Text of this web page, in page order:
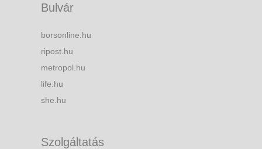
Bulvár
borsonline.hu
ripost.hu
metropol.hu
life.hu
she.hu
Szolgáltatás